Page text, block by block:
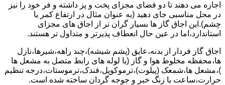
اجازه می دهند تا دو فضای مجزای پخت و پز داشته و فر خود را نیز
در محل مناسبی جای دهید (به عنوان مثال در ارتفاع کمر یا
چشم).این اجاق گاز ها بسیار گران تر از اجاق های مجزای
استاندارد،اما در عین حال انعطاف پذیرتر و متداول تر هستند.
اجاق گاز فردار از بدنه،عایق (پشم شیشه)،چند راهه،شیرها،نازل
ها،محفظه مخلوط هوا و گاز (یا لوله های رابط متصل به مشعل ها
)،مشعل ها،شمعک (پیلوت)،ترموکوپل،فندک،ترموستات،درجه تنظیم
حرارت،ساعت با زنگ خبر و جوجه گردان ساخته شده است.